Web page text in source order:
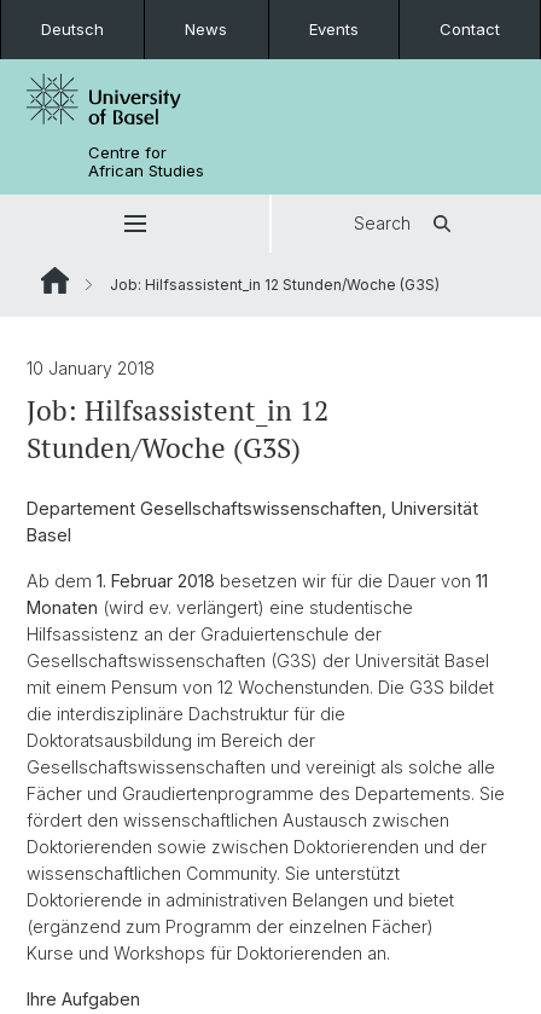
Deutsch News Events Contact
Centre for
African Studies
Search
Job: Hilfsassistent_in 12 Stunden/Woche (G3S)
10 January 2018
Job: Hilfsassistent_in 12
Stunden/Woche (G3S)
Departement Gesellschaftswissenschaften, Universität
Basel
Ab dem 1. Februar 2018 besetzen wir für die Dauer von 11
Monaten (wird ev. verlängert) eine studentische
Hilfsassistenz an der Graduiertenschule der
Gesellschaftswissenschaften (G3S) der Universität Basel
mit einem Pensum von 12 Wochenstunden. Die G3S bildet
die interdisziplinäre Dachstruktur für die
Doktoratsausbildung im Bereich der
Gesellschaftswissenschaften und vereinigt als solche alle
Fächer und Graudiertenprogramme des Departements. Sie
fördert den wissenschaftlichen Austausch zwischen
Doktorierenden sowie zwischen Doktorierenden und der
wissenschaftlichen Community. Sie unterstützt
Doktorierende in administrativen Belangen und bietet
(ergänzend zum Programm der einzelnen Fächer)
Kurse und Workshops für Doktorierenden an.
Ihre Aufgaben